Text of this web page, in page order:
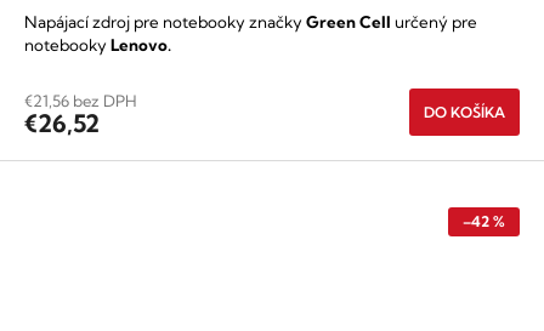
€21,56 bez DPH
€26,52 DO KOŠÍKA
Napájací zdroj pre notebooky značkyGreen Cell určený pre
notebookyLenovo.
–42 %